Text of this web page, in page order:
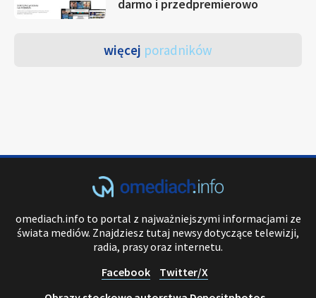
darmo i przedpremierowo
więcej poradników
omediach.info to portal z najważniejszymi informacjami ze
świata mediów. Znajdziesz tutaj newsy dotyczące telewizji,
radia, prasy oraz internetu.
Facebook
Twitter/X